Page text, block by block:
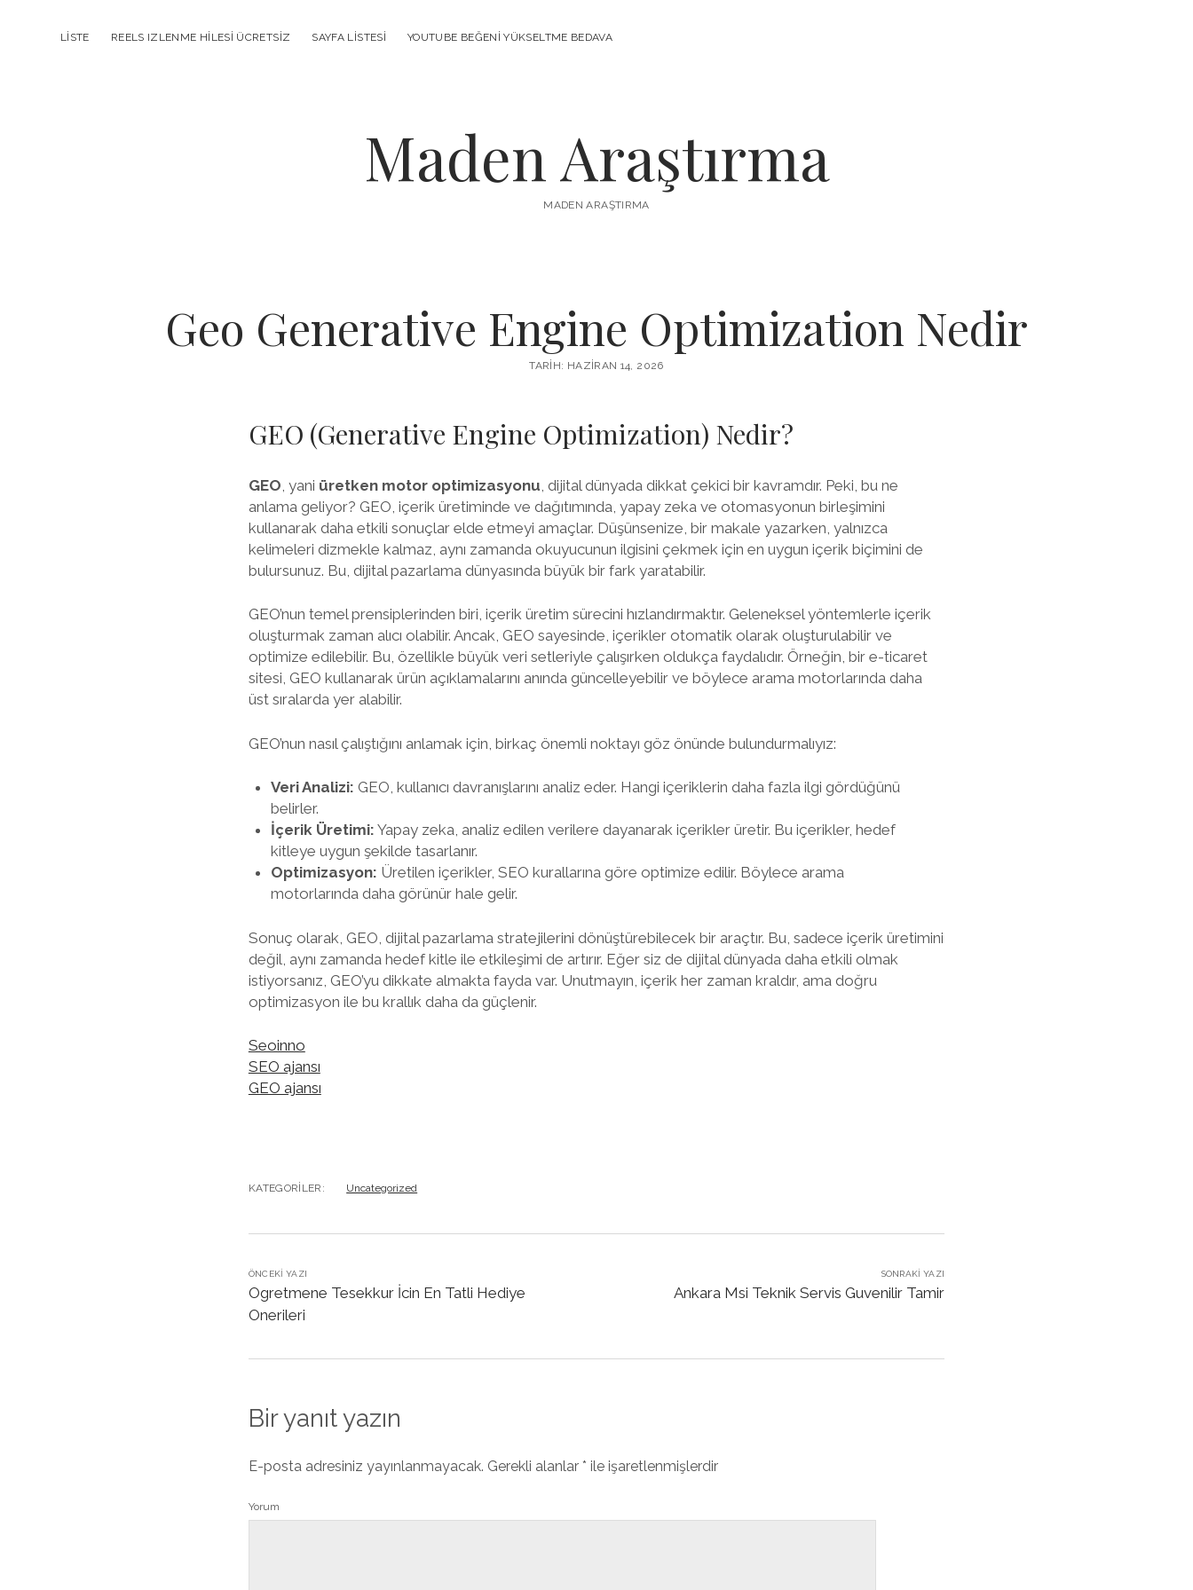
LISTE REELS IZLENME HILESI ÜCRETSIZ SAYFA LISTESI YOUTUBE BEĞENI YÜKSELTME BEDAVA
Maden Araştırma
MADEN ARAŞTIRMA
Geo Generative Engine Optimization Nedir
TARIH: HAZIRAN 14, 2026
GEO (Generative Engine Optimization) Nedir?
GEO , yani üretken motor optimizasyonu , dijital dünyada dikkat çekici bir kavramdır. Peki, bu ne
anlama geliyor? GEO, içerik üretiminde ve dağıtımında, yapay zeka ve otomasyonun birleşimini
kullanarak daha etkili sonuçlar elde etmeyi amaçlar. Düşünsenize, bir makale yazarken, yalnızca
kelimeleri dizmekle kalmaz, aynı zamanda okuyucunun ilgisini çekmek için en uygun içerik biçimini de
bulursunuz. Bu, dijital pazarlama dünyasında büyük bir fark yaratabilir.
GEO’nun temel prensiplerinden biri, içerik üretim sürecini hızlandırmaktır. Geleneksel yöntemlerle içerik
oluşturmak zaman alıcı olabilir. Ancak, GEO sayesinde, içerikler otomatik olarak oluşturulabilir ve
optimize edilebilir. Bu, özellikle büyük veri setleriyle çalışırken oldukça faydalıdır. Örneğin, bir e-ticaret
sitesi, GEO kullanarak ürün açıklamalarını anında güncelleyebilir ve böylece arama motorlarında daha
üst sıralarda yer alabilir.
GEO’nun nasıl çalıştığını anlamak için, birkaç önemli noktayı göz önünde bulundurmalıyız:
Veri Analizi: GEO, kullanıcı davranışlarını analiz eder. Hangi içeriklerin daha fazla ilgi gördüğünü
belirler.
İçerik Üretimi: Yapay zeka, analiz edilen verilere dayanarak içerikler üretir. Bu içerikler, hedef
kitleye uygun şekilde tasarlanır.
Optimizasyon: Üretilen içerikler, SEO kurallarına göre optimize edilir. Böylece arama
motorlarında daha görünür hale gelir.
Sonuç olarak, GEO, dijital pazarlama stratejilerini dönüştürebilecek bir araçtır. Bu, sadece içerik üretimini
değil, aynı zamanda hedef kitle ile etkileşimi de artırır. Eğer siz de dijital dünyada daha etkili olmak
istiyorsanız, GEO’yu dikkate almakta fayda var. Unutmayın, içerik her zaman kraldır, ama doğru
optimizasyon ile bu krallık daha da güçlenir.
Seoinno
SEO ajansı
GEO ajansı
KATEGORILER: Uncategorized
ÖNCEKI YAZI
Ogretmene Tesekkur İcin En Tatli Hediye
Onerileri
SONRAKI YAZI
Ankara Msi Teknik Servis Guvenilir Tamir
Bir yanıt yazın
E-posta adresiniz yayınlanmayacak. Gerekli alanlar * ile işaretlenmişlerdir
Yorum